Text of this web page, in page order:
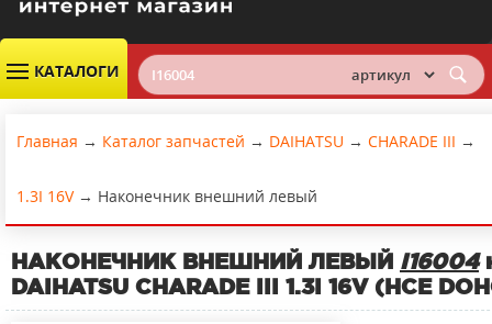
КАТАЛОГИ
Главная → Каталог запчастей → DAIHATSU → CHARADE III →
1.3I 16V → Наконечник внешний левый
НАКОНЕЧНИК ВНЕШНИЙ ЛЕВЫЙ I16004
DAIHATSU CHARADE III 1.3I 16V (HCE